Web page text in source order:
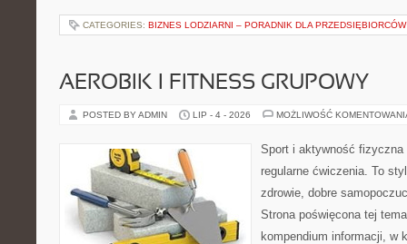
CATEGORIES: BIZNES LODZIARNI – PORADNIK DLA PRZEDSIĘBIORCÓW
AEROBIK I FITNESS GRUPOWY
POSTED BY ADMIN LIP - 4 - 2026 MOŻLIWOŚĆ
Sport i aktywność
regularne ćwiczenia. To
zdrowie, dobre
Strona poświęcona tej
kompendium informacji, w